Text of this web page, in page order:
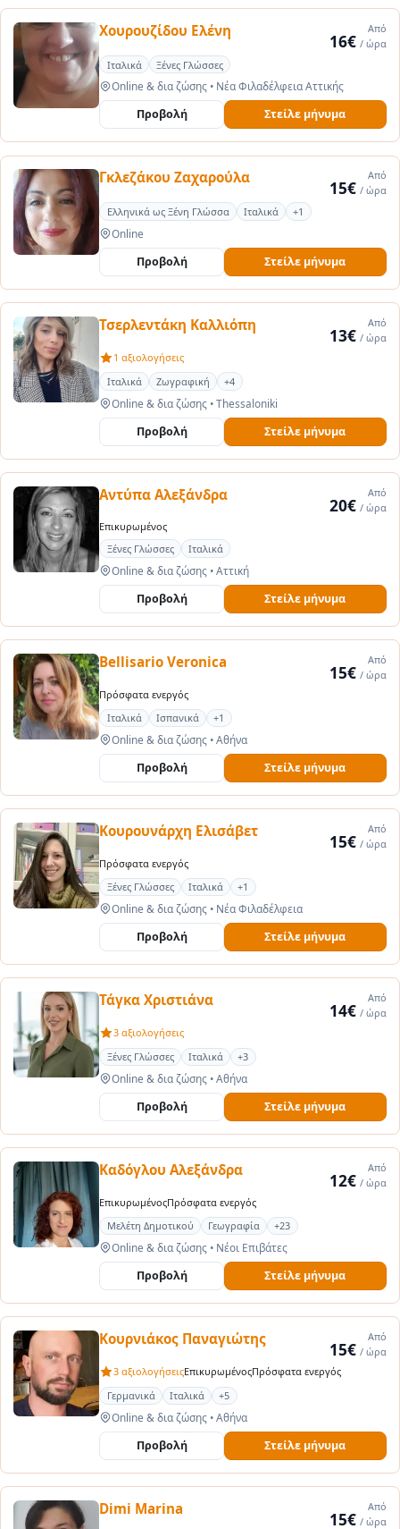
Χουρουζίδου Ελένη Από
16€ / ώρα
Ιταλικά
Ξένες Γλώσσες
Online & δια ζώσης •Νέα Φιλαδέλφεια Αττικής
Προβολή Στείλε μήνυμα
Γκλεζάκου Zαχαρούλα Από
15€ / ώρα
Ελληνικά ως Ξένη Γλώσσα
Ιταλικά +1
Online
Προβολή Στείλε μήνυμα
Τσερλεντάκη Καλλιόπη Από
13€ / ώρα
1 αξιολογήσεις
Ιταλικά
Ζωγραφική +4
Online & δια ζώσης •Thessaloniki
Προβολή Στείλε μήνυμα
Αντύπα Αλεξάνδρα Από
20€ / ώρα
Επικυρωμένος
Ξένες Γλώσσες
Ιταλικά
Online & δια ζώσης •Αττική
Προβολή Στείλε μήνυμα
Bellisario Veronica Από
15€ / ώρα
Πρόσφατα ενεργός
Ιταλικά
Ισπανικά +1
Online & δια ζώσης •Αθήνα
Προβολή Στείλε μήνυμα
Κουρουνάρχη Ελισάβετ Από
15€ / ώρα
Πρόσφατα ενεργός
Ξένες Γλώσσες
Ιταλικά +1
Online & δια ζώσης •Νέα Φιλαδέλφεια
Προβολή Στείλε μήνυμα
Τάγκα Χριστιάνα Από
14€ / ώρα
3 αξιολογήσεις
Ξένες Γλώσσες
Ιταλικά +3
Online & δια ζώσης •Αθήνα
Προβολή Στείλε μήνυμα
Καδόγλου Αλεξάνδρα Από
12€ / ώρα
ΕπικυρωμένοςΠρόσφατα ενεργός
Μελέτη Δημοτικού
Γεωγραφία +23
Online & δια ζώσης •Νέοι Επιβάτες
Προβολή Στείλε μήνυμα
Κουρνιάκος Παναγιώτης Από
15€ / ώρα
3 αξιολογήσειςΕπικυρωμένοςΠρόσφατα ενεργός
Γερμανικά
Ιταλικά +5
Online & δια ζώσης •Αθήνα
Προβολή Στείλε μήνυμα
Dimi Marina Από
15€ / ώρα